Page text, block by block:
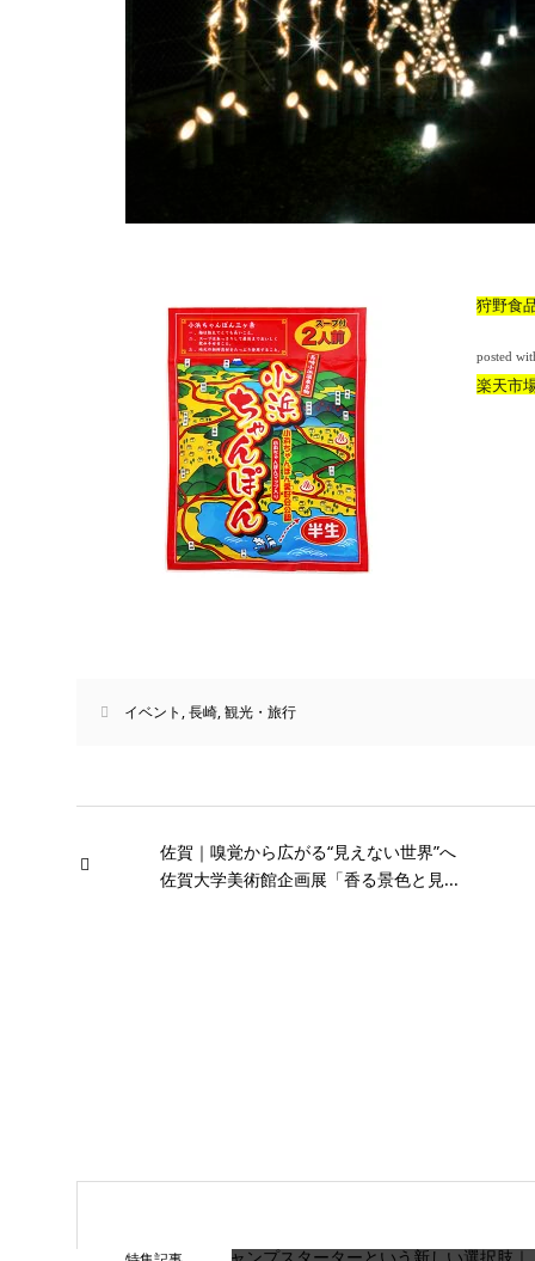
狩野食
posted
楽天市
イベント ,長崎,観光・旅行
佐賀｜嗅覚から広がる“見えない世界”へ
佐賀大学美術館企画展「香る景色と見...